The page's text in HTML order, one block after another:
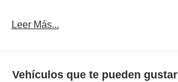
Leer Más...
Vehículos que te pueden gustar